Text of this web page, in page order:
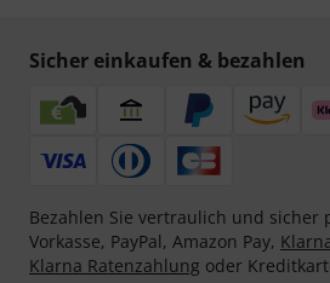
Sicher einkaufen & bezahlen
Bezahlen Sie vertraulich und sicher
Vorkasse, PayPal, Amazon Pay,
Klarna Ratenzahlung oder